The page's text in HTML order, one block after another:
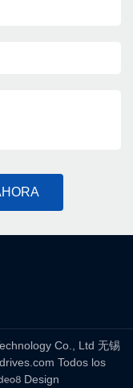
Co., Ltd 无锡
Todos los
Design